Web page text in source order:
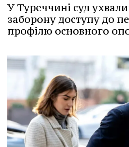
У Туреччині суд
заборону доступу до
профілю основного